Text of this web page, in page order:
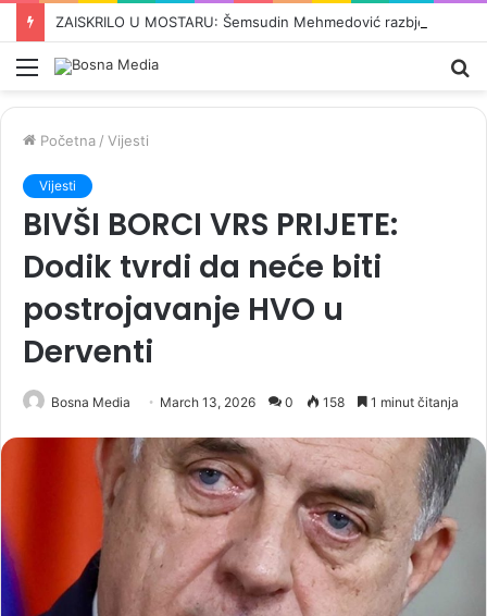
Meni
Početna / Vijesti
Vijesti
BIVŠI BORCI VRS PRIJETE:
Dodik tvrdi da neće biti
postrojavanje HVO u
Derventi
Bosna Media March 13, 2026 0 158 1 minut čitanja